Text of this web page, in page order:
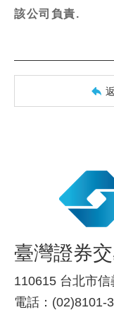
該公司負責.
臺灣證券
110615 台北市
電話：(02)8101-